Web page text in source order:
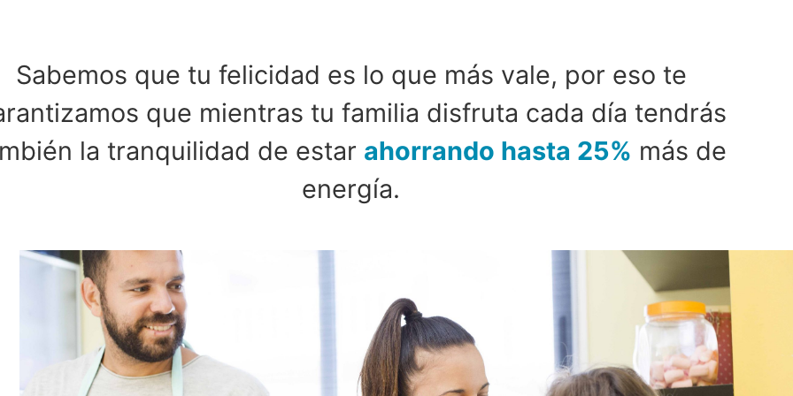
Sabemos que tu felicidad es lo que más vale, por eso te
que mientras tu familia disfruta cada día tendrás
la tranquilidad de estar ahorrando hasta 25% más de
energía.